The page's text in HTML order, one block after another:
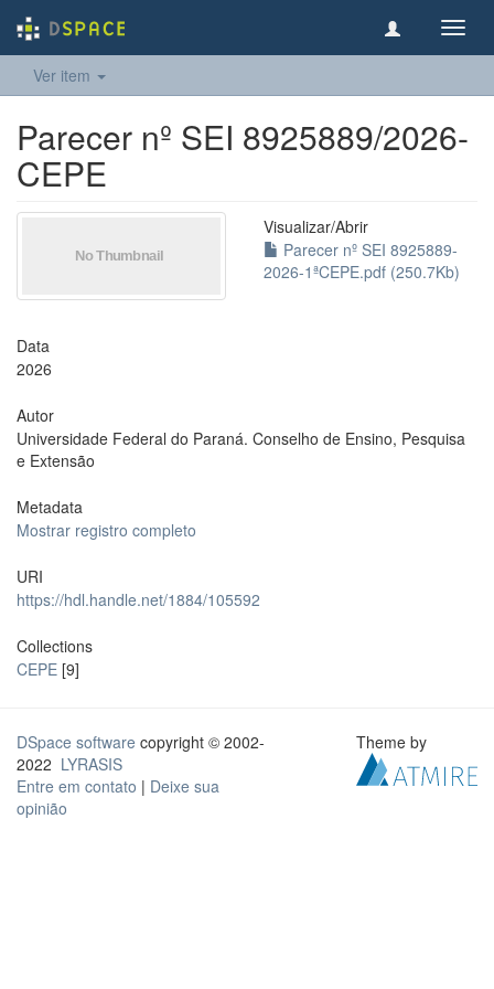
Ver item
Parecer nº SEI 8925889/2026-
CEPE
Visualizar/Abrir
Parecer nº SEI 8925889-
2026-1ªCEPE.pdf (250.7Kb)
Data
2026
Autor
Universidade Federal do Paraná. Conselho de Ensino, Pesquisa
e Extensão
Metadata
Mostrar registro completo
URI
https://hdl.handle.net/1884/105592
Collections
CEPE [9]
DSpace software copyright © 2002-
2022 LYRASIS
Entre em contato | Deixe sua
opinião
Theme by